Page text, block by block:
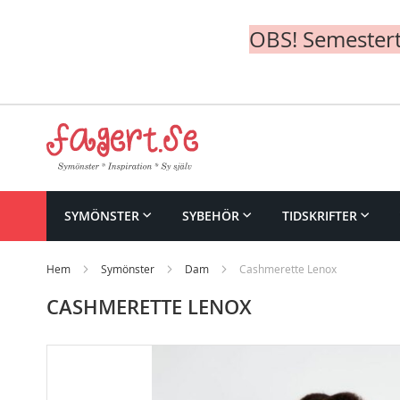
OBS!
Content
SYMÖNSTER SYBEHÖR TIDSKRIFTER
Hem Symönster Dam Cashmerette Lenox
CASHMERETTE LENOX